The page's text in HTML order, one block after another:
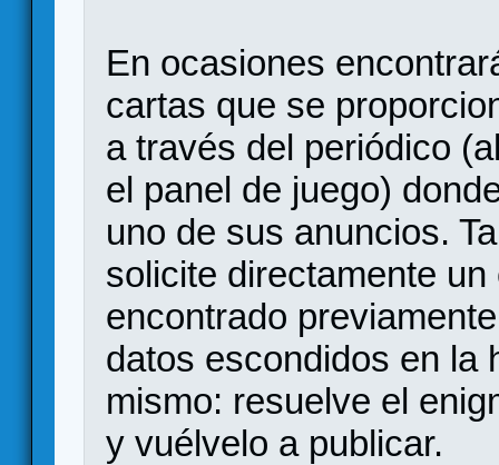
En ocasiones
cartas que se
a través del periódico
el panel de juego)
uno de sus anuncios.
solicite directamente
encontrado
datos escondidos en la
mismo: resuelve el
y vuélvelo a publicar.